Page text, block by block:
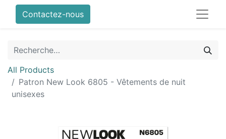
Contactez-nous
All Products
Patron New Look 6805 - Vêtements de nuit
unisexes